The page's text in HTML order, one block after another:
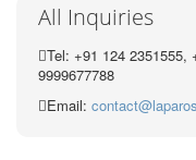
All Inquiries
Tel: +91 124 2351555,
9999677788
Email: